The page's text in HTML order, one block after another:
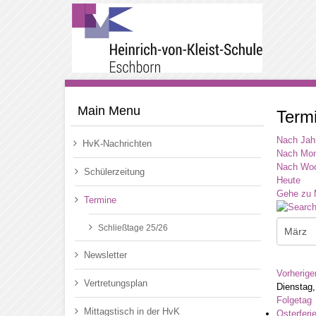
Main Menu
HvK-Nachrichten
Schülerzeitung
Termine
Schließtage 25/26
Newsletter
Vertretungsplan
Mittagstisch in der HvK
Nach
Nach
Nach
Heute
Gehe zu
Folgetag